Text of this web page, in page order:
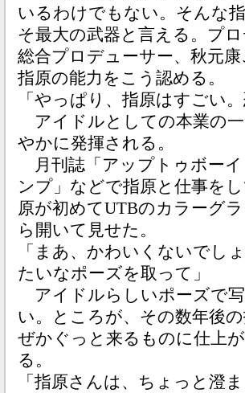
いるわけでもない。そんな
そ最大の武器と言える。プ
総合プロデューサー、秋元
指原の能力をこう認める。
「やっぱり、指原はすごい
アイドルとしての本業の
やかに発揮される。
月刊誌「アップトゥボー
ンプ」などで指原と仕事を
原が初めてUTBのカラーグ
ら開いて見せた。
「まあ、かわいくないでし
たいなポーズを取って」
アイドルらしいポーズで
い。ところが、その数年後
ぜかぐっと来るものに仕上
る。
「指原さんは、ちょっと澄